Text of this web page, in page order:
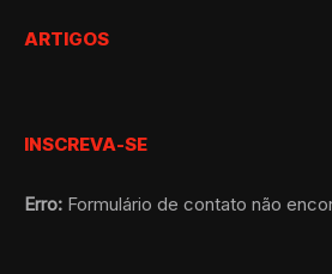
ARTIGOS
INSCREVA-SE
Erro: Formulário de contato não